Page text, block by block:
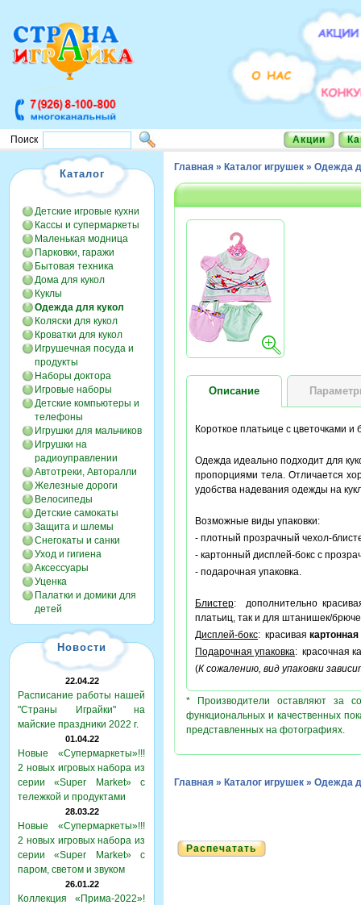
Поиск Акции
Каталог
Детские игровые кухни
Кассы и супермаркеты
Маленькая модница
Парковки, гаражи
Бытовая техника
Дома для кукол
Куклы
Одежда для кукол
Коляски для кукол
Кроватки для кукол
Игрушечная посуда и
продукты
Наборы доктора
Игровые наборы
Детские компьютеры и
телефоны
Игрушки для мальчиков
Игрушки на
радиоуправлении
Автотреки, Авторалли
Железные дороги
Велосипеды
Детские самокаты
Защита и шлемы
Снегокаты и санки
Уход и гигиена
Аксессуары
Уценка
Палатки и домики для
детей
Новости
22.04.22
Расписание работы нашей
"Страны Играйки" на
майские праздники 2022 г.
01.04.22
Новые «Супермаркеты»!!!
2 новых игровых набора из
серии «Super Market» с
тележкой и продуктами
28.03.22
Новые «Супермаркеты»!!!
2 новых игровых набора из
серии «Super Market» с
паром, светом и звуком
26.01.22
Коллекция «Прима-2022»!
Главная » Каталог игрушек » Одежда
Описание
Короткое платьице с цветочками
Одежда идеально подходит для
пропорциями тела. Отличается
удобства надевания одежды на
Возможные виды упаковки:
- плотный прозрачный чехол-
- картонный дисплей-бокс с
- подарочная упаковка.
Блистер: дополнительно
платьиц, так и для штанишек/
Дисплей-бокс: красивая картонная
Подарочная упаковка: красочная
(К сожалению, вид упаковки
* Производители оставляют за
функциональных и качественных
представленных на фотографиях.
Главная » Каталог игрушек » Одежда
Распечатать